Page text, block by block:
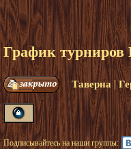
График турниров
Таверна |
Подписывайтесь на наши группы: